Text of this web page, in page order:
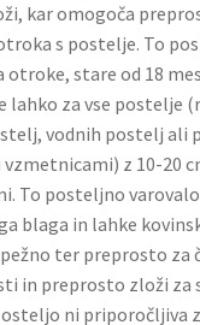
kar omogoča
s postelje. To
stare od 18
lahko za vse postelje
vodnih postelj ali
z 10-20
To posteljno
blaga in lahke
ter preprosto za
in preprosto zloži za
ni priporočljiva